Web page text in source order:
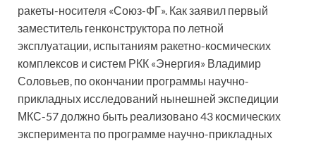
ракеты-носителя «Союз-ФГ». Как заявил первый
заместитель генконструктора по летной
эксплуатации, испытаниям ракетно-космических
комплексов и систем РКК «Энергия» Владимир
Соловьев, по окончании программы научно-
прикладных исследований нынешней экспедиции
МКС-57 должно быть реализовано 43 космических
эксперимента по программе научно-прикладных